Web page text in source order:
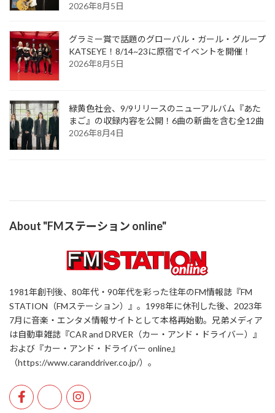
2026年8月5日
グラミー賞で話題のグローバル・ガール・グループ
KATSEYE！8/14~23に原宿でイベントを開催！
2026年8月5日
緑黄色社会、9/9リリースのニューアルバム『あた
まご』の収録内容を公開！6曲の新曲を含む全12曲
2026年8月4日
About "FMステーション online"
1981年創刊後、80年代・90年代を彩った往年のFM情報誌『FM
STATION（FMステーション）』。1998年に休刊した後、2023年
7月に音楽・エンタメ情報サイトとして本格再始動。兄弟メディア
は自動車雑誌『CAR and DRVER（カー・アンド・ドライバー）』
および『カー・アンド・ドライバー online』
（https://www.caranddriver.co.jp/）。